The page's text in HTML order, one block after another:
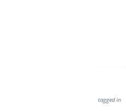
tagged in